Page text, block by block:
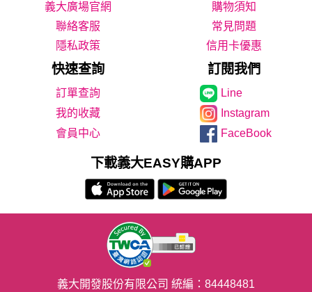
義大廣場官網
購物須知
聯絡客服
常見問題
隱私政策
信用卡優惠
快速查詢 訂閱我們
Line
我的收藏
Instagram
會員中心
FaceBook
下載義大EASY購APP
義大開發股份有限公司 統編：84448481